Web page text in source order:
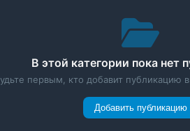
В этой категории пока нет
первым, кто добавит публикацию
Добавить публикацию